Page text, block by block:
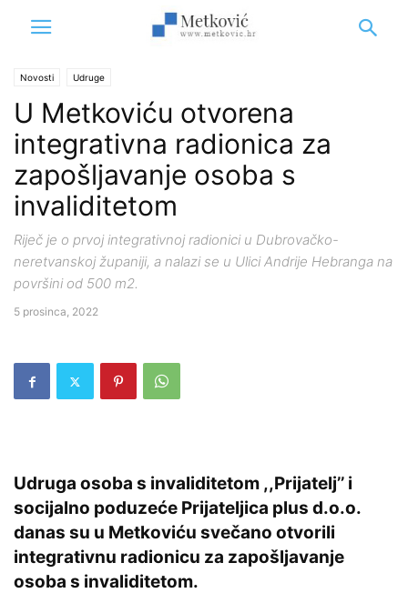
Novosti Udruge
U Metkoviću otvorena
integrativna radionica za
zapošljavanje osoba s
invaliditetom
Riječ je o prvoj integrativnoj radionici u Dubrovačko-
neretvanskoj županiji, a nalazi se u Ulici Andrije Hebranga na
površini od 500 m2.
5 prosinca, 2022
Udruga osoba s invaliditetom ,,Prijatelj’’ i
socijalno poduzeće Prijateljica plus d.o.o.
danas su u Metkoviću svečano otvorili
integrativnu radionicu za zapošljavanje
osoba s invaliditetom.